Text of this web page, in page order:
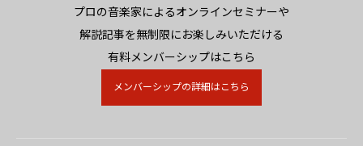
プロの音楽家によるオンラインセミナーや
解説記事を無制限にお楽しみいただける
有料メンバーシップはこちら
メンバーシップの詳細はこちら